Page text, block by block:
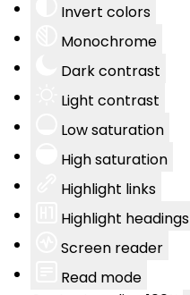
Invert colors
Monochrome
Dark contrast
Light contrast
Low saturation
High saturation
Highlight links
Highlight headings
Screen reader
Read mode